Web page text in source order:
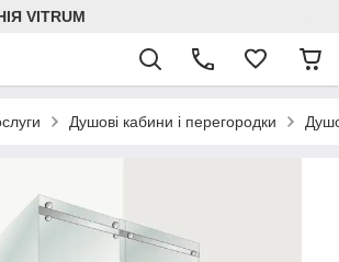
VITRUM
Душові кабини і перегородки